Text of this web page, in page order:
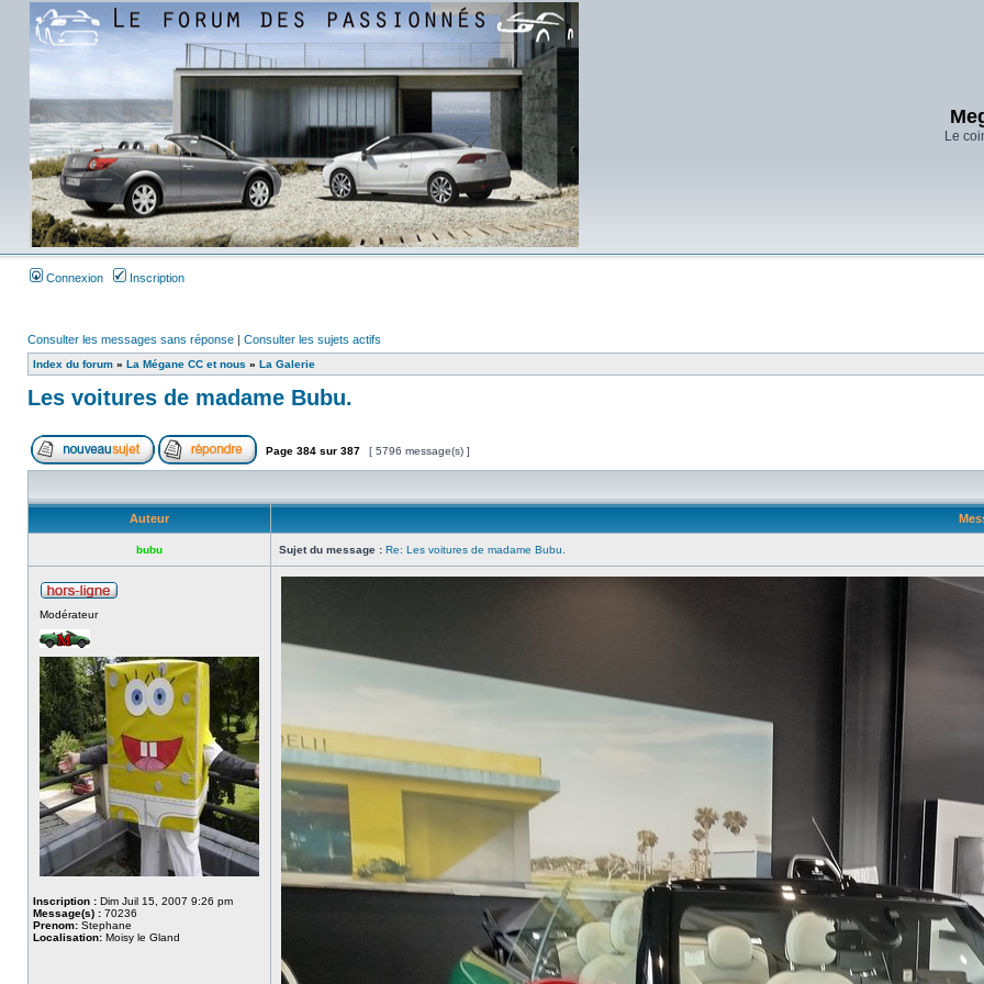
Le
Connexion Inscription
Consulter les messages sans réponse | Consulter les sujets actifs
Index du forum » La Mégane CC et nous » La Galerie
Les voitures de madame Bubu.
Page 384 sur 387 [ 5796 message(s) ]
Auteur
bubu Sujet du message : Re: Les voitures de madame Bubu.
Modérateur
Inscription : Dim Juil 15, 2007 9:26 pm
Message(s) : 70236
Prenom: Stephane
Localisation: Moisy le Gland